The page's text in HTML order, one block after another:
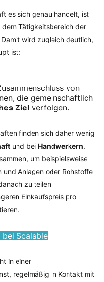
es sich genau handelt, ist
Tätigkeitsbereich der
wird zugleich deutlich,
ist:
von
die gemeinschaftlich
Ziel verfolgen.
finden sich daher wenig
und bei Handwerkern.
um beispielsweise
und Anlagen oder Rohstoffe
zu teilen
Einkaufspreis pro
bei Scalable
in einer
regelmäßig in Kontakt mit